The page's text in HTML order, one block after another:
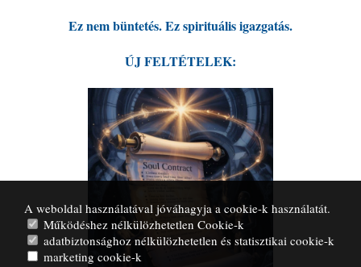
Ez nem büntetés. Ez spirituális igazgatás.
ÚJ FELTÉTELEK:
A weboldal használatával jóváhagyja a cookie-k használatát.
Működéshez nélkülözhetetlen Cookie-k
adatbiztonsághoz nélkülözhetetlen és statisztikai cookie-k
marketing cookie-k